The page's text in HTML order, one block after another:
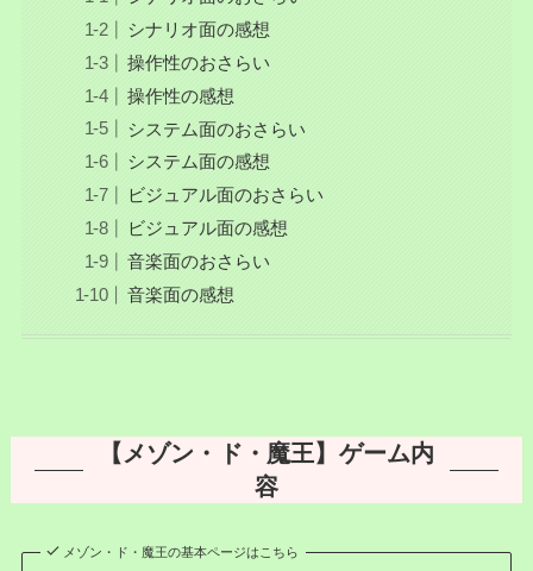
シナリオ面の感想
操作性のおさらい
操作性の感想
システム面のおさらい
システム面の感想
ビジュアル面のおさらい
ビジュアル面の感想
音楽面のおさらい
音楽面の感想
【メゾン・ド・魔王】ゲーム内
容
メゾン・ド・魔王の基本ページはこちら